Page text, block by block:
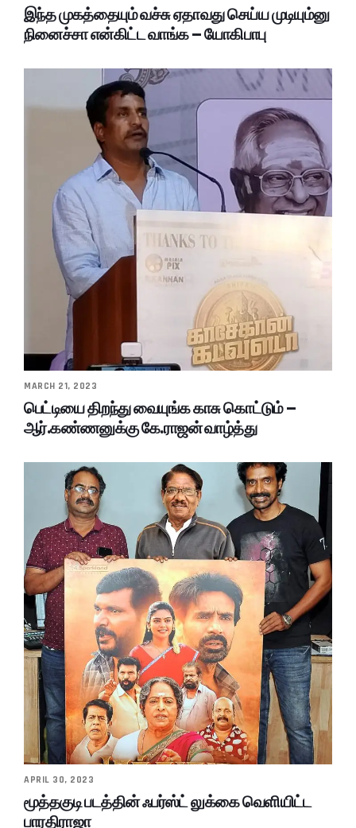
இந்த முகத்தையும் வச்சு ஏதாவது செய்ய முடியும்னு
நினைச்சா என்கிட்ட வாங்க – யோகிபாபு
MARCH 21, 2023
பெட்டியை திறந்து வையுங்க காசு கொட்டும் –
ஆர்.கண்ணனுக்கு கே.ராஜன் வாழ்த்து
APRIL 30, 2023
மூத்தகுடி படத்தின் ஃபர்ஸ்ட் லுக்கை வெளியிட்ட
பாரதிராஜா